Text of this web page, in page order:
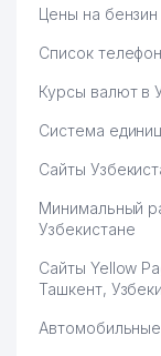
Цены на
Список
Курсы валют в
Система
Сайты
Минимальный
Узбекистане
Сайты Yellow
Ташкент,